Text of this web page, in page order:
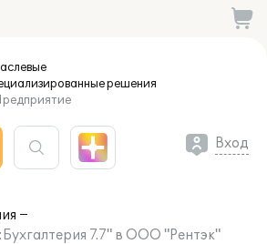
решения
Вход
7.7" в ООО "Рентэк"